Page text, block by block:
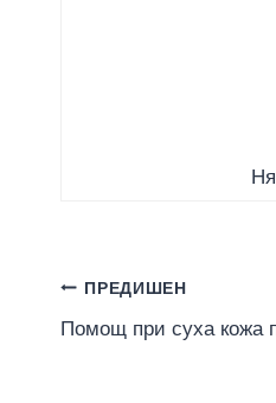
Навигация
ПРЕДИШЕН
Помощ при суха кожа